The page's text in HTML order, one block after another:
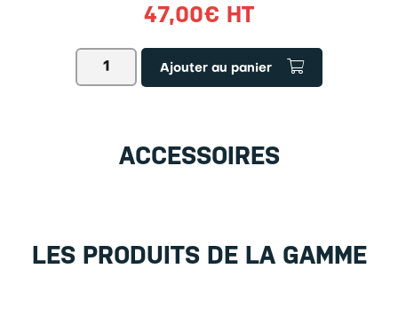
47,00€ HT
Colonne
Ajouter au panier
ACCESSOIRES
LES PRODUITS DE LA GAMME